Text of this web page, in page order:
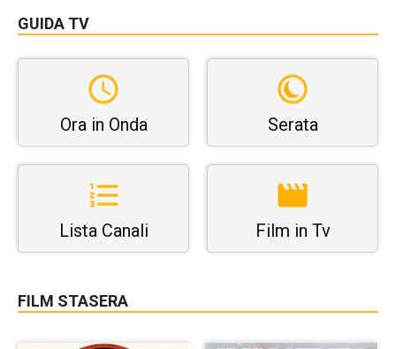
GUIDA TV
Ora in Onda Serata
Lista Canali Film in Tv
FILM STASERA